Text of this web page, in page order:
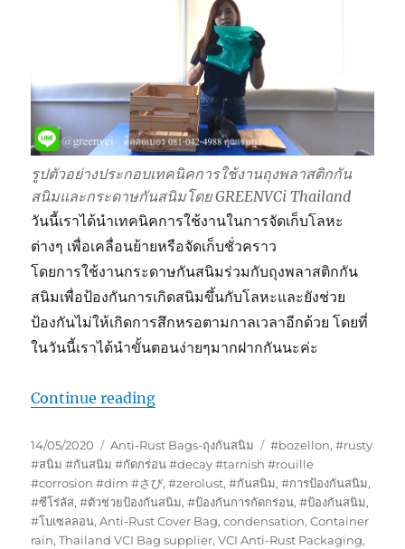
รูปตัวอย่างประกอบเทคนิคการใช้งานถุงพลาสติกกัน
สนิมและกระดาษกันสนิมโดย GREENVCi Thailand
วันนี้เราได้นำเทคนิคการใช้งานในการจัดเก็บโลหะ
ต่างๆ เพื่อเคลื่อนย้ายหรือจัดเก็บชั่วคราว
โดยการใช้งานกระดาษกันสนิมร่วมกับถุงพลาสติกกัน
สนิมเพื่อป้องกันการเกิดสนิมขึ้นกับโลหะและยังช่วย
ป้องกันไม่ให้เกิดการสึกหรอตามกาลเวลาอีกด้วย โดยที่
ในวันนี้เราได้นำขั้นตอนง่ายๆมากฝากกันนะค่ะ
Continue reading“ถุงพลาสติกและกระดาษกันสนิมการป้
Posted
on
14/05/2020 Categories
Anti-Rust Bags-ถุงกันสนิม Tags
#bozellon,#rusty
#สนิม #กันสนิม #กัดกร่อน #decay #tarnish #rouille
#corrosion #dim #さび,#zerolust,#กันสนิม,#การป้องกันสนิม,
#ซีโร่ลัส,#ตัวช่วยป้องกันสนิม,#ป้องกันการกัดกร่อน,#ป้องกันสนิม,
#โบเซลลอน,Anti-Rust Cover Bag,condensation,Container
rain,Thailand VCI Bag supplier,VCI Anti-Rust Packaging,